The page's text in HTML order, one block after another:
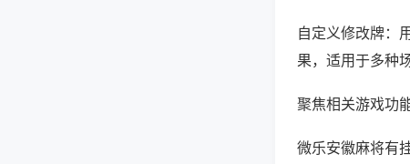
自定义修改牌：
果，适用于多种
聚焦相关游戏功
微乐安徽麻将有